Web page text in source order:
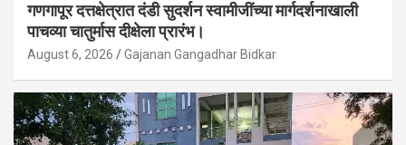
गणगापूर दत्तक्षेत्रात दंडी सुदर्शन स्वामीजींच्या मार्गदर्शनाखाली
पाचव्या चातुर्मास दीक्षेला प्रारंभ।
August 6, 2026 Gajanan Gangadhar Bidkar